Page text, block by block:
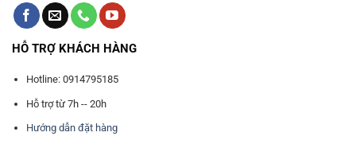
HỖ TRỢ KHÁCH HÀNG
Hotline: 0914795185
Hỗ trợ từ 7h -- 20h
Hướng dẫn đặt hàng